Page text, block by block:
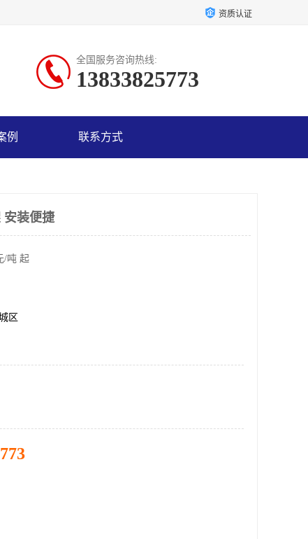
资质认证
全国服务咨询热线:
13833825773
例 联系方式
安装便捷
/吨 起
区